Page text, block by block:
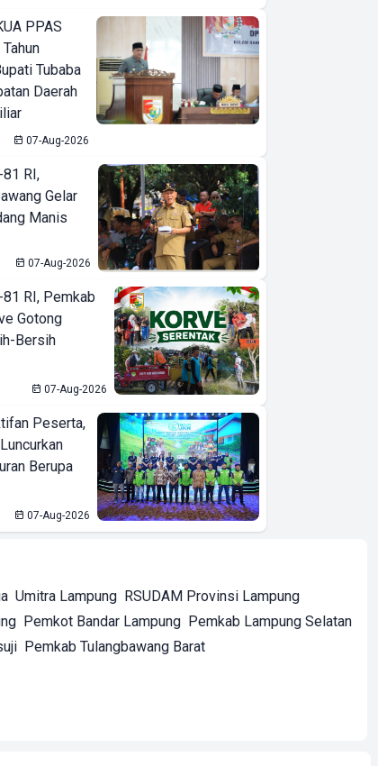
PPAS
Tubaba
Daerah
07-Aug-2026
RI,
Gelar
Manis
07-Aug-2026
RI, Pemkab
Gotong
Bersih
07-Aug-2026
Peserta,
Berupa
07-Aug-2026
Umitra Lampung RSUDAM Provinsi Lampung
Pemkot Bandar Lampung Pemkab Lampung Selatan
Pemkab Tulangbawang Barat